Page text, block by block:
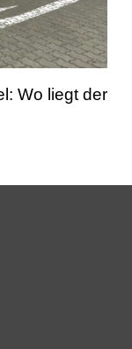
Wo liegt der